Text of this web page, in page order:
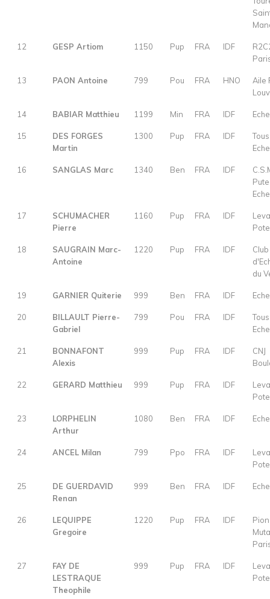
12 GESP Artiom 1150 Pup FRA IDF
13 PAON Antoine 799 Pou FRA HNO
Aile
14 BABIAR Matthieu 1199 Min FRA IDF
15
DES FORGES
Martin
1300 Pup FRA IDF
16 SANGLAS Marc 1340 Ben FRA IDF
17
SCHUMACHER
Pierre
1160 Pup FRA IDF
18
SAUGRAIN Marc-
Antoine
1220 Pup FRA IDF
Club
du
19 GARNIER Quiterie 999 Ben FRA IDF
20
BILLAULT Pierre-
Gabriel
799 Pou FRA IDF
21
BONNAFONT
Alexis
999 Pup FRA IDF
CNJ
22 GERARD Matthieu 999 Pup FRA IDF
23
LORPHELIN
Arthur
1080 Ben FRA IDF
24 ANCEL Milan 799 Ppo FRA IDF
25
DE GUERDAVID
Renan
999 Ben FRA IDF
26
LEQUIPPE
Gregoire
1220 Pup FRA IDF
Pion
27
FAY DE
LESTRAQUE
Theophile
999 Pup FRA IDF